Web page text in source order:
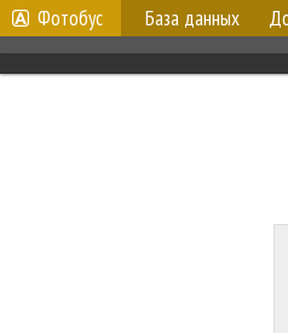
Фотобус База данных